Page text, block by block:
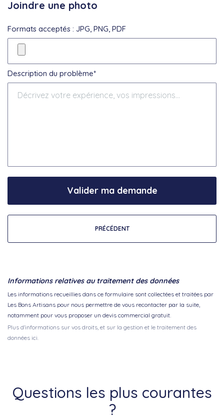
Joindre une photo
Formats acceptés : JPG, PNG, PDF
Description du problème*
PRÉCÉDENT
Valider ma demande
Informations relatives au traitement des données
Les informations recueillies dans ce formulaire sont collectées et traitées par
Les Bons Artisans pour nous permettre de vous recontacter par la suite,
notamment pour vous proposer un devis commercial gratuit.
Plus d'informations sur vos droits, et sur la gestion et le traitement des
données ici.
Questions les plus courantes
?